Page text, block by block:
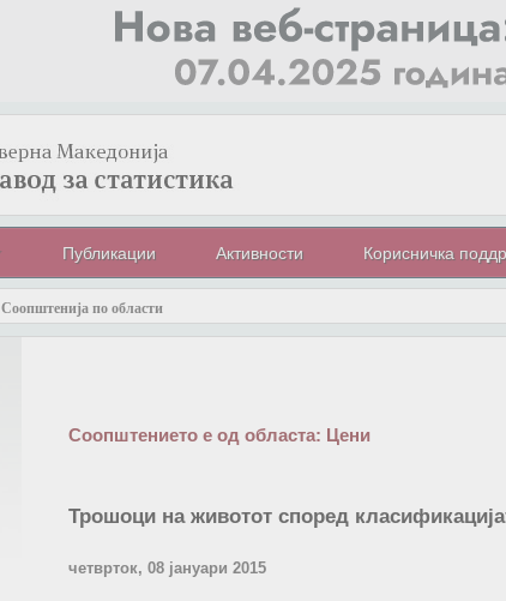
Публикации Активности Корисничка
Соопштенија по области
Соопштението е од областа: Цени
Трошоци на животот според
четврток, 08 јануари 2015